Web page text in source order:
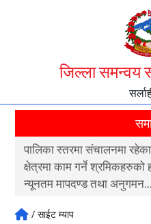
जिल्ला समन्वय
पालिका स्तरमा संचालनमा
क्षेत्रमा काम गर्ने श्रमिकहरुको
न्यूनतम मापदण्ड तथा अनुगमन...
/ साईट म्याप